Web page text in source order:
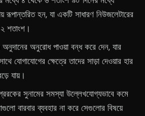
রূপান্তরিত হন, যা একটি সাধারণ নিউজলেটারের
শতাংশ।
অনুদানের অনুরোধ পাওয়া বন্ধ করে দেন, যার
যোগাযোগের ক্ষেত্রে তাদের সাড়া দেওয়ার হার
যায়।
সুনামের সমস্যা উল্লেখযোগ্যভাবে কমে
বারবার ব্যবহার না করে সেগুলোর বিষয়ে